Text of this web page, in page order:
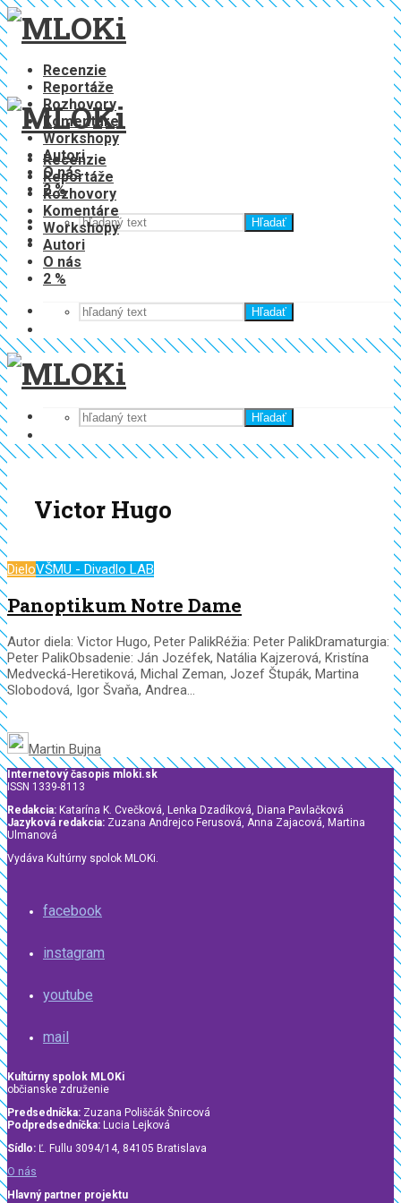
Recenzie
Reportáže
Rozhovory
Komentáre
Workshopy
Autori
O nás
2 %
Hľadať
Recenzie
Reportáže
Rozhovory
Komentáre
Workshopy
Autori
O nás
2 %
Hľadať
Hľadať
Victor Hugo
DieloVŠMU - Divadlo LAB
Panoptikum Notre Dame
Autor diela: Victor Hugo, Peter PalikRéžia: Peter PalikDramaturgia:
Peter PalikObsadenie: Ján Jozéfek, Natália Kajzerová, Kristína
Medvecká-Heretiková, Michal Zeman, Jozef Štupák, Martina
Slobodová, Igor Švaňa, Andrea...
Martin Bujna
Internetový časopis mloki.sk
ISSN 1339-8113
Redakcia: Katarína K. Cvečková, Lenka Dzadíková, Diana Pavlačková
Jazyková redakcia: Zuzana Andrejco Ferusová, Anna Zajacová, Martina
Ulmanová
Vydáva Kultúrny spolok MLOKi.
facebook
instagram
youtube
mail
Kultúrny spolok MLOKi
občianske združenie
Predsedníčka: Zuzana Poliščák Šnircová
Podpredsedníčka: Lucia Lejková
Sídlo: Ľ. Fullu 3094/14, 84105 Bratislava
O nás
Hlavný partner projektu